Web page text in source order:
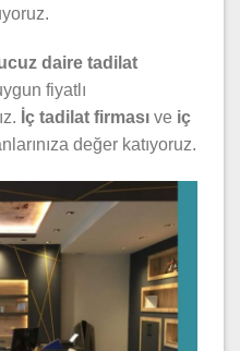
daire tadilat
fiyatlı
İç tadilat firması ve iç
değer katıyoruz.